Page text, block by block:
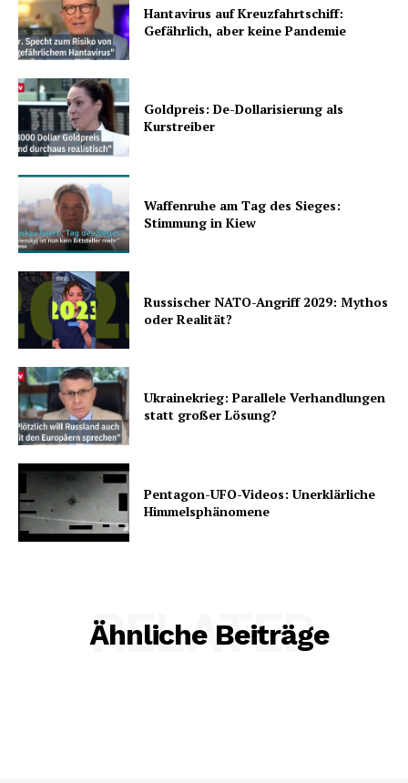
Hantavirus auf Kreuzfahrtschiff:
Gefährlich, aber keine Pandemie
Goldpreis: De-Dollarisierung als
Kurstreiber
Waffenruhe am Tag des Sieges:
Stimmung in Kiew
Russischer NATO-Angriff 2029: Mythos
oder Realität?
Ukrainekrieg: Parallele Verhandlungen
statt großer Lösung?
Pentagon-UFO-Videos: Unerklärliche
Himmelsphänomene
Ähnliche Beiträge
RELATED